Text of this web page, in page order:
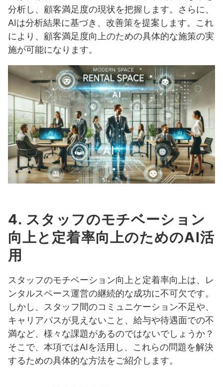
分析し、顧客満足度の現状を把握します。さらに、
AIは分析結果に基づき、改善策を提案します。これ
により、顧客満足度向上のための具体的な施策の実
施が可能になります。
4. スタッフのモチベーション
向上と定着率向上のためのAI活
用
スタッフのモチベーション向上と定着率向上は、レ
ンタルスペース運営の継続的な成功に不可欠です。
しかし、スタッフ間のコミュニケーション不足や、
キャリアパスが見えないこと、給与や待遇面での不
満など、様々な課題があるのではないでしょうか？
そこで、本項ではAIを活用し、これらの問題を解決
するための具体的な方法をご紹介します。